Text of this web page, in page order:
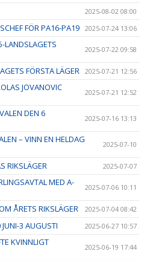
2025-08-02 08:00
FÖR PA16-PA19 2025-07-24 13:06
LANDSLAGETS
2025-07-22 09:58
FÖRSTA LÄGER 2025-07-21 12:56
JOVANOVIC
2025-07-21 12:52
DEN 6
2025-07-16 13:13
– VINN EN HELDAG
2025-07-10
RIKSLÄGER 2025-07-07
MED A-
2025-07-06 10:11
ÅRETS RIKSLÄGER 2025-07-04 08:42
3 AUGUSTI 2025-06-27 10:57
KVINNLIGT
2025-06-19 17:44